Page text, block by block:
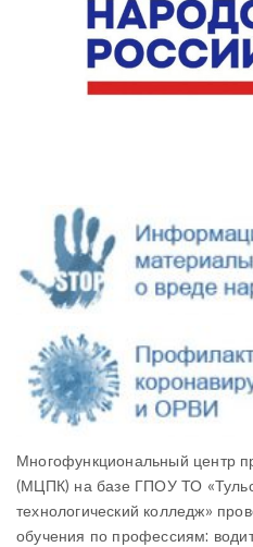
Многофункциональный центр
(МЦПК) на базе ГПОУ ТО
технологический колледж»
обучения по профессиям: